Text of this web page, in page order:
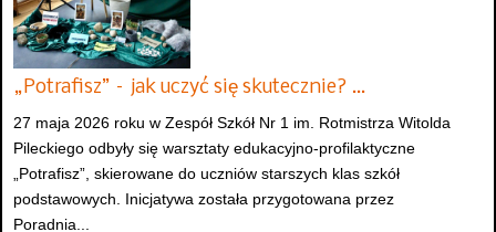
„Potrafisz” – jak uczyć się skutecznie? …
27 maja 2026 roku w Zespół Szkół Nr 1 im. Rotmistrza Witolda
Pileckiego odbyły się warsztaty edukacyjno-profilaktyczne
„Potrafisz”, skierowane do uczniów starszych klas szkół
podstawowych. Inicjatywa została przygotowana przez
Poradnia...